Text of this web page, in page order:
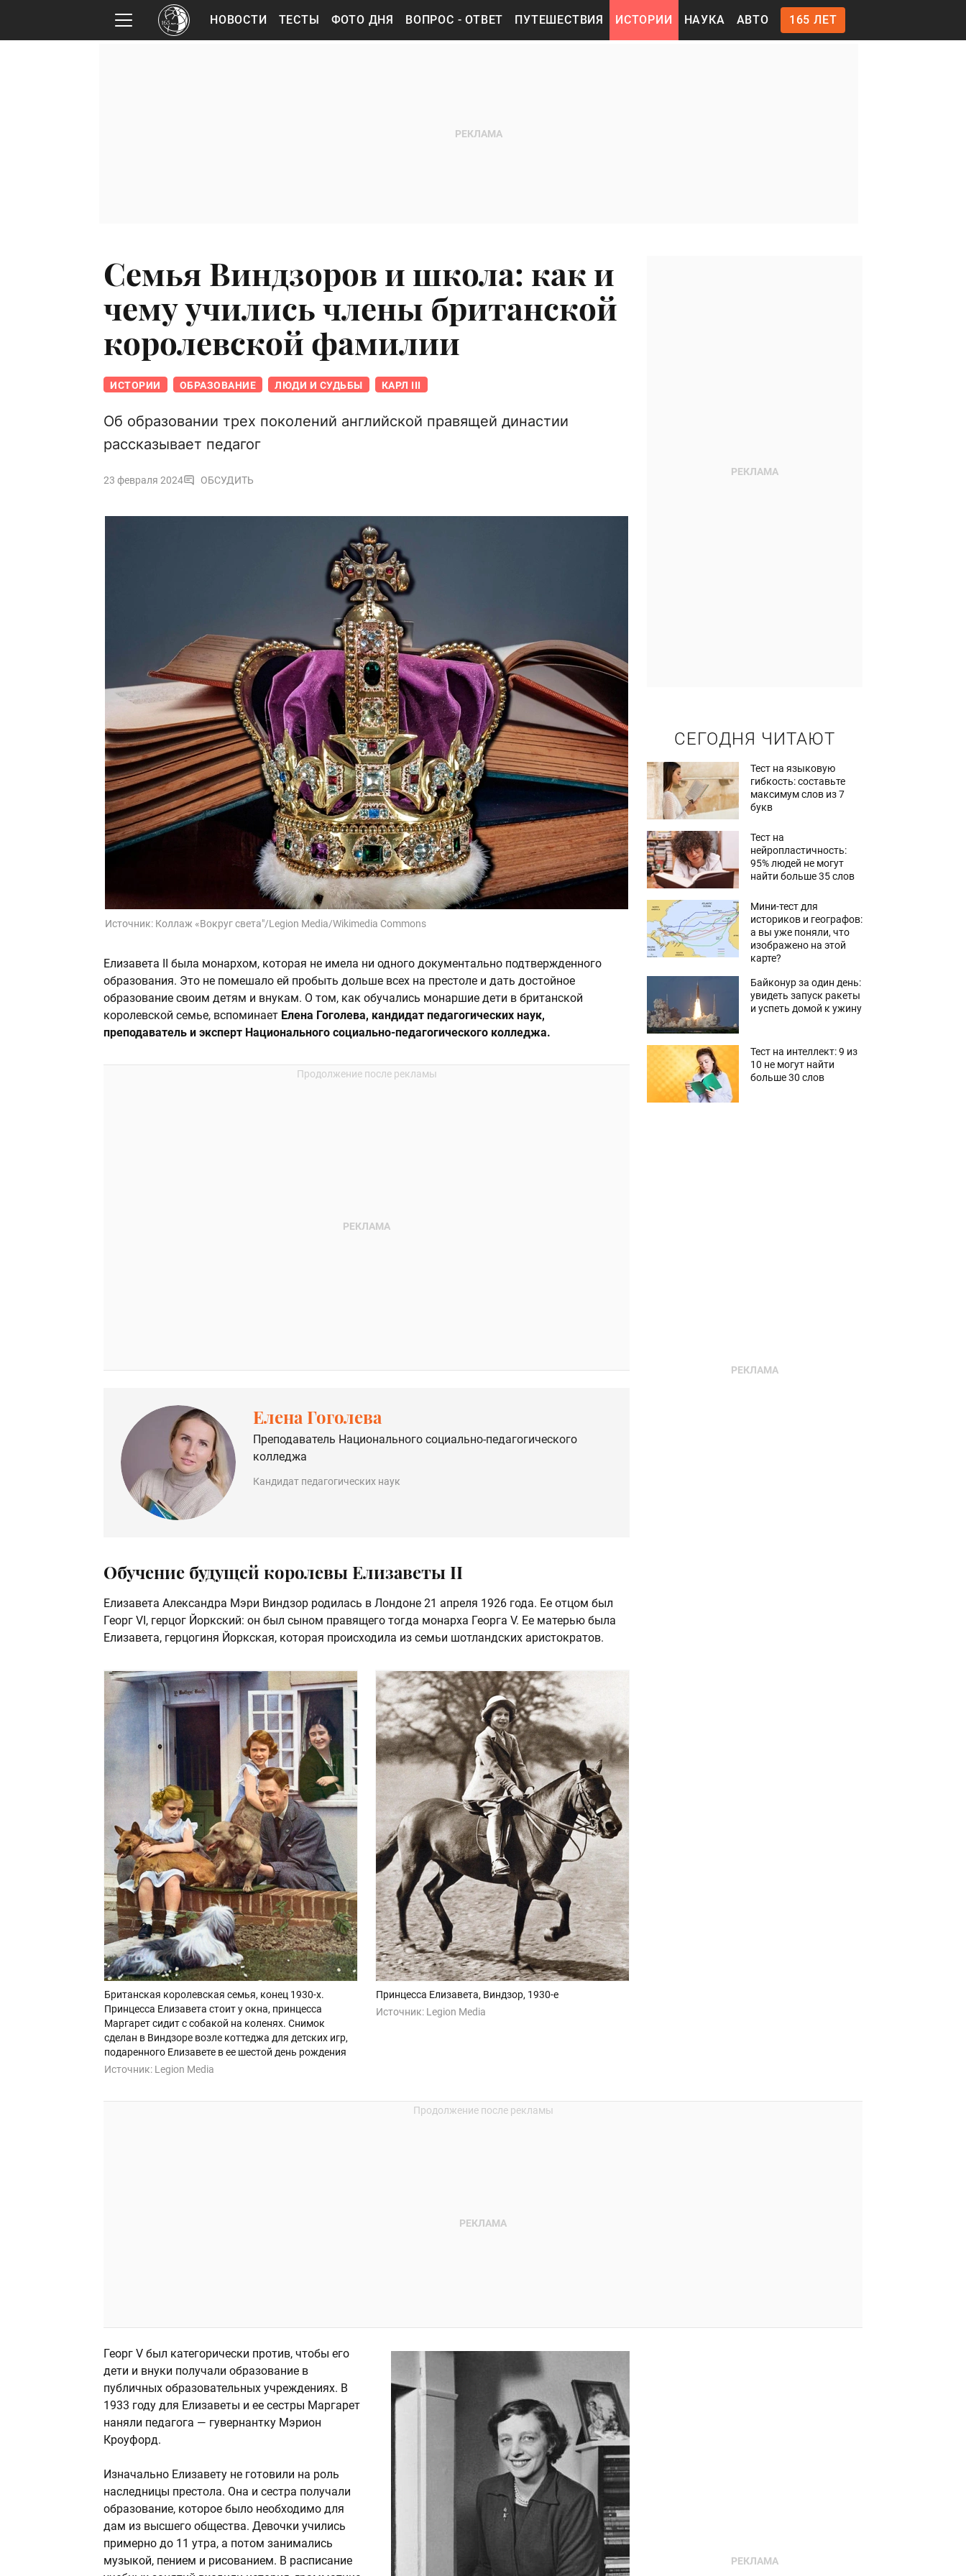
НОВОСТИ ТЕСТЫ ФОТО ДНЯ ВОПРОС - ОТВЕТ ПУТЕШЕСТВИЯ ИСТОРИИ НАУКА АВТО 165 ЛЕТ
Семья Виндзоров и школа: как и
чему учились члены британской
королевской фамилии
ИСТОРИИ ОБРАЗОВАНИЕ ЛЮДИ И СУДЬБЫ КАРЛ III
Об образовании трех поколений английской правящей династии
рассказывает педагог
23 февраля 2024 ОБСУДИТЬ
Источник: Коллаж «Вокруг света"/Legion Media/Wikimedia Commons
Елизавета II была монархом, которая не имела ни одного документально подтвержденного
образования. Это не помешало ей пробыть дольше всех на престоле и дать достойное
образование своим детям и внукам. О том, как обучались монаршие дети в британской
королевской семье, вспоминает Елена Гоголева, кандидат педагогических наук,
преподаватель и эксперт Национального социально-педагогического колледжа.
Елена Гоголева
Преподаватель Национального социально-педагогического
колледжа
Кандидат педагогических наук
Обучение будущей королевы Елизаветы II
Елизавета Александра Мэри Виндзор родилась в Лондоне 21 апреля 1926 года. Ее отцом был
Георг VI, герцог Йоркский: он был сыном правящего тогда монарха Георга V. Ее матерью была
Елизавета, герцогиня Йоркская, которая происходила из семьи шотландских аристократов.
Британская королевская семья, конец 1930-х.
Принцесса Елизавета стоит у окна, принцесса
Маргарет сидит с собакой на коленях. Снимок
сделан в Виндзоре возле коттеджа для детских игр,
подаренного Елизавете в ее шестой день рождения
Источник: Legion Media
Принцесса Елизавета, Виндзор, 1930-е
Источник: Legion Media
Георг V был категорически против, чтобы его
дети и внуки получали образование в
публичных образовательных учреждениях. В
1933 году для Елизаветы и ее сестры Маргарет
наняли педагога — гувернантку Мэрион
Кроуфорд.
Изначально Елизавету не готовили на роль
наследницы престола. Она и сестра получали
образование, которое было необходимо для
дам из высшего общества. Девочки учились
примерно до 11 утра, а потом занимались
музыкой, пением и рисованием. В расписание
СЕГОДНЯ ЧИТАЮТ
Тест на языковую
гибкость: составьте
максимум слов из 7
букв
Тест на
нейропластичность:
95% людей не могут
найти больше 35 слов
Мини-тест для
историков и географов:
а вы уже поняли, что
изображено на этой
карте?
Байконур за один день:
увидеть запуск ракеты
и успеть домой к ужину
Тест на интеллект: 9 из
10 не могут найти
больше 30 слов